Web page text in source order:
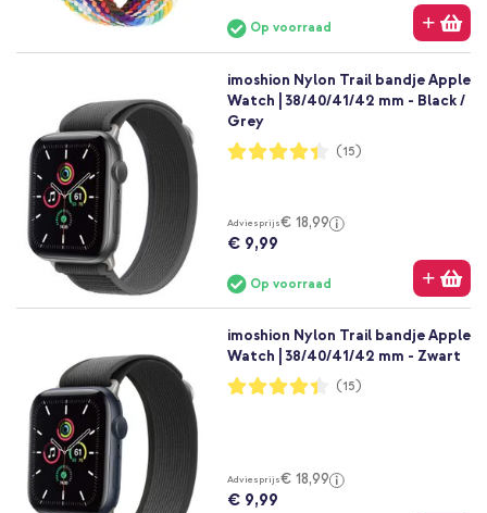
Op voorraad
imoshion Nylon Trail bandje Apple
Watch | 38/40/41/42 mm - Black /
Grey
Waardering:
87%
(15)
Adviesprijs€ 18,99
€ 9,99
Op voorraad
imoshion Nylon Trail bandje Apple
Watch | 38/40/41/42 mm - Zwart
Waardering:
(15)
Adviesprijs€ 18,99
€ 9,99